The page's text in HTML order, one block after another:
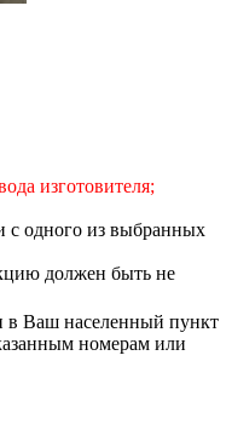
изготовителя;
с одного из выбранных
должен быть не
в Ваш населенный пункт
номерам или